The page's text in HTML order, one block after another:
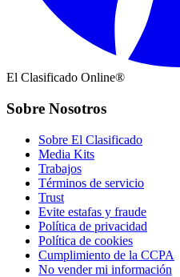
El Clasificado Online®
Sobre Nosotros
Sobre El Clasificado
Media Kits
Trabajos
Términos de servicio
Trust
Evite estafas y fraude
Política de privacidad
Política de cookies
Cumplimiento de la CCPA
No vender mi información